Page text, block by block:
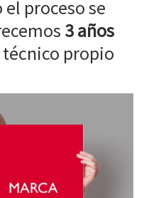
proceso se
3 años
propio